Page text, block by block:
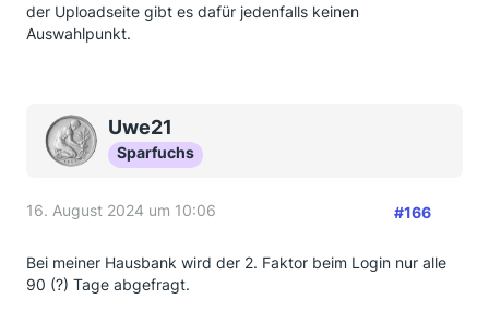
der Uploadseite gibt es dafür jedenfalls keinen
Auswahlpunkt.
Uwe21
Sparfuchs
16. August 2024 um 10:06 #166
Bei meiner Hausbank wird der 2. Faktor beim Login nur alle
90 (?) Tage abgefragt.